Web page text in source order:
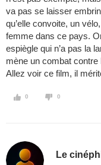
va pas se laisser
qu’elle convoite, un
femme dans ce pays.
espiègle qui n’a pas la
mène un combat
Allez voir ce film, il
0 0
Le